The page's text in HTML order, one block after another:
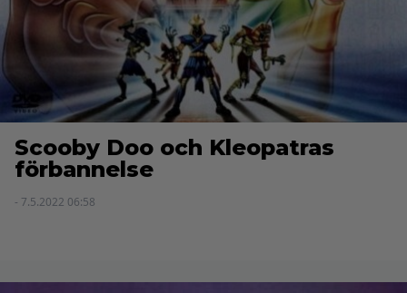
Scooby Doo och Kleopatras
förbannelse
- 7.5.2022 06:58